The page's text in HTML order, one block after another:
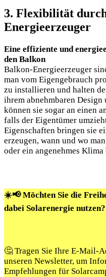
3. Flexibilität
Energieerzeuger
Eine effiziente und
den Balkon
Balkon-Energieerzeuger
man vom Eigengebrauch
zu installieren und halten
ihrem abnehmbaren
können sie sogar an einen
falls der Eigentümer
Eigenschaften bringen sie
erzeugen, wann und wo
oder ein angenehmes
☀️📢 Möchten Sie die
dabei Solarenergie nutzen?
🤔 Tragen Sie Ihre E-Mail-
unseren Newsletter, um
Empfehlungen für